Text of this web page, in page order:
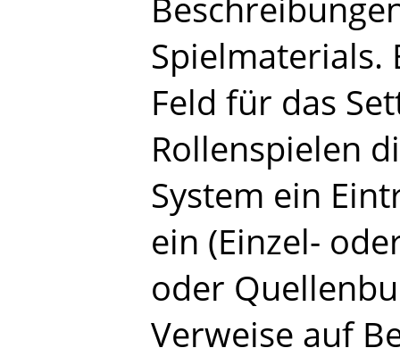
Spielmaterials.
Feld für das
Rollenspielen
System ein
ein (Einzel-
oder
Verweise auf